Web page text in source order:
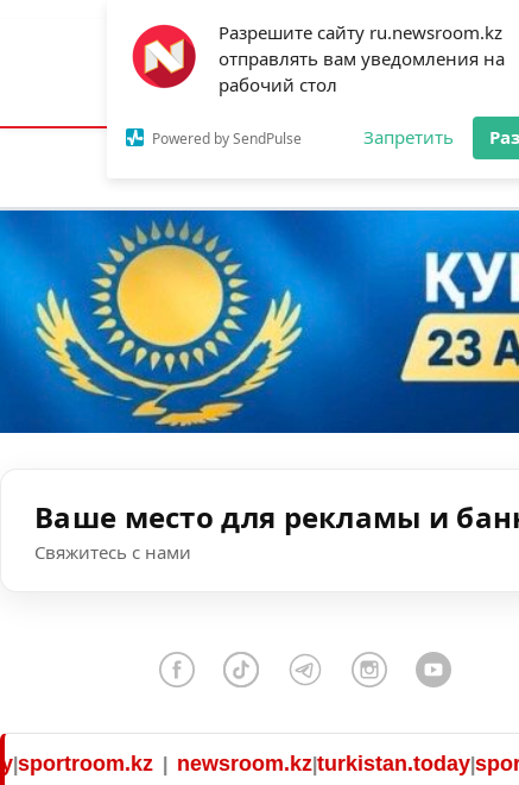
Разрешите сайту ru.newsroom.kz
отправлять вам уведомления на
рабочий стол
Powered by SendPulse Запретить
Астана:23°C Алматы:31°C
Новости
Ваше место для рекламы и
Свяжитесь с нами
|newsroom.kz|turkistan.today|